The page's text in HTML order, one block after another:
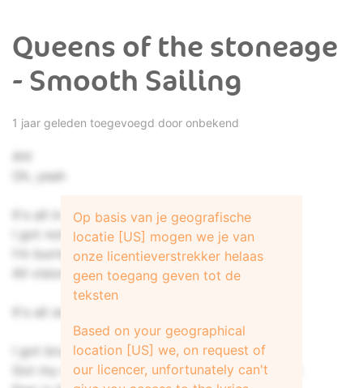
Queens of the stoneage
- Smooth Sailing
1 jaar geleden toegevoegd door onbekend
Oh, yeah
It's all in motion, no stoppin' it now
I got nothing to lose and only one way up
I'm burnin' bridges, I destroy the mirage
All visions of collisions, fuckin' bon voyage
It's all smooth sailin' from here on out, yeah
I got bruises and hickeys, stitches and scars
Got my own theme music, plays wherever I are
Op basis van je geografische
locatie [US] mogen we je van
onze licentieverstrekker helaas
geen toegang geven tot de
teksten
Based on your geographical
location [US] we, on request of
our licencer, unfortunately can't